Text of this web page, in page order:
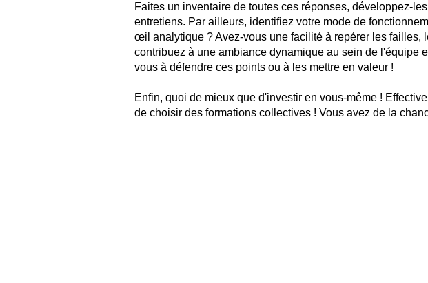
Faites un inventaire de toutes ces réponses, développez-
entretiens. Par ailleurs, identifiez votre mode de
œil analytique ? Avez-vous une facilité à repérer les failles,
contribuez à une ambiance dynamique au sein de l'équipe
vous à défendre ces points ou à les mettre en valeur !
Enfin, quoi de mieux que d'investir en vous-même !
de choisir des formations collectives ! Vous avez de la